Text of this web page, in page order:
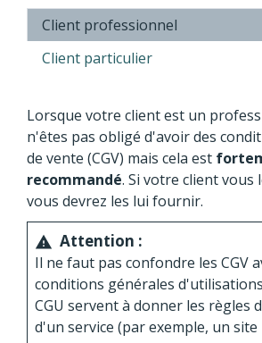
Client professionnel
Client particulier
Lorsque votre client est un
n'êtes pas obligé d'avoir des
de vente (CGV) mais cela est
recommandé. Si votre client vous
vous devrez les lui fournir.
warning Attention :
Il ne faut pas confondre les CGV
conditions générales d'utilisations
CGU servent à donner les règles
d'un service (par exemple, un